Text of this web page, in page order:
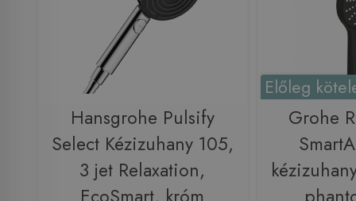
Hansgrohe Pulsify
Select Kézizuhany 105,
3 jet Relaxation,
Előleg
Grohe